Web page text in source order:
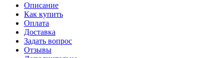
Описание
Как купить
Оплата
Доставка
Задать вопрос
Отзывы